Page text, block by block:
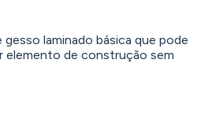
gesso laminado básica que pode
elemento de construção sem